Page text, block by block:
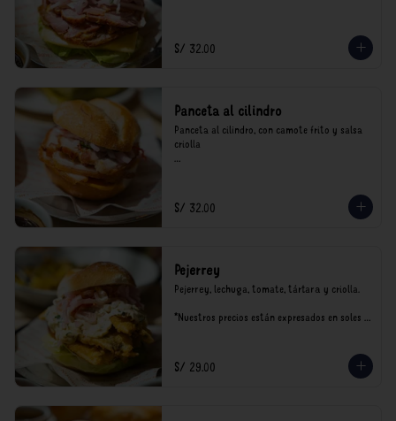
S/ 32.00
Panceta al cilindro
Panceta al cilindro, con camote frito y salsa
criolla
consumo.
S/ 32.00
Pejerrey
Pejerrey, lechuga, tomate, tártara y criolla.
*Nuestros precios están expresados en soles e
S/ 29.00